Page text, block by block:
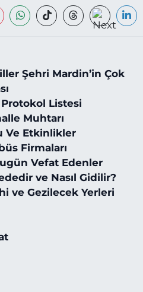
Şehri Mardin’in Çok
Listesi
Muhtarı
Ve Etkinlikler
Firmaları
Vefat Edenler
ve Nasıl Gidilir?
ve Gezilecek Yerleri